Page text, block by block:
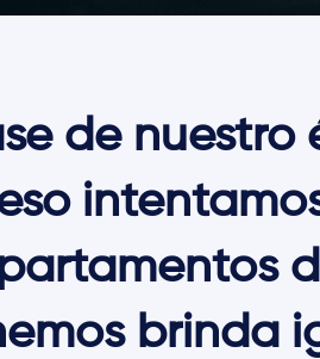
de nuestro
brinda